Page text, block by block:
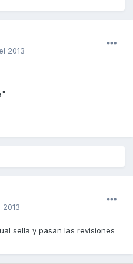
2013
2013
sella y pasan las revisiones